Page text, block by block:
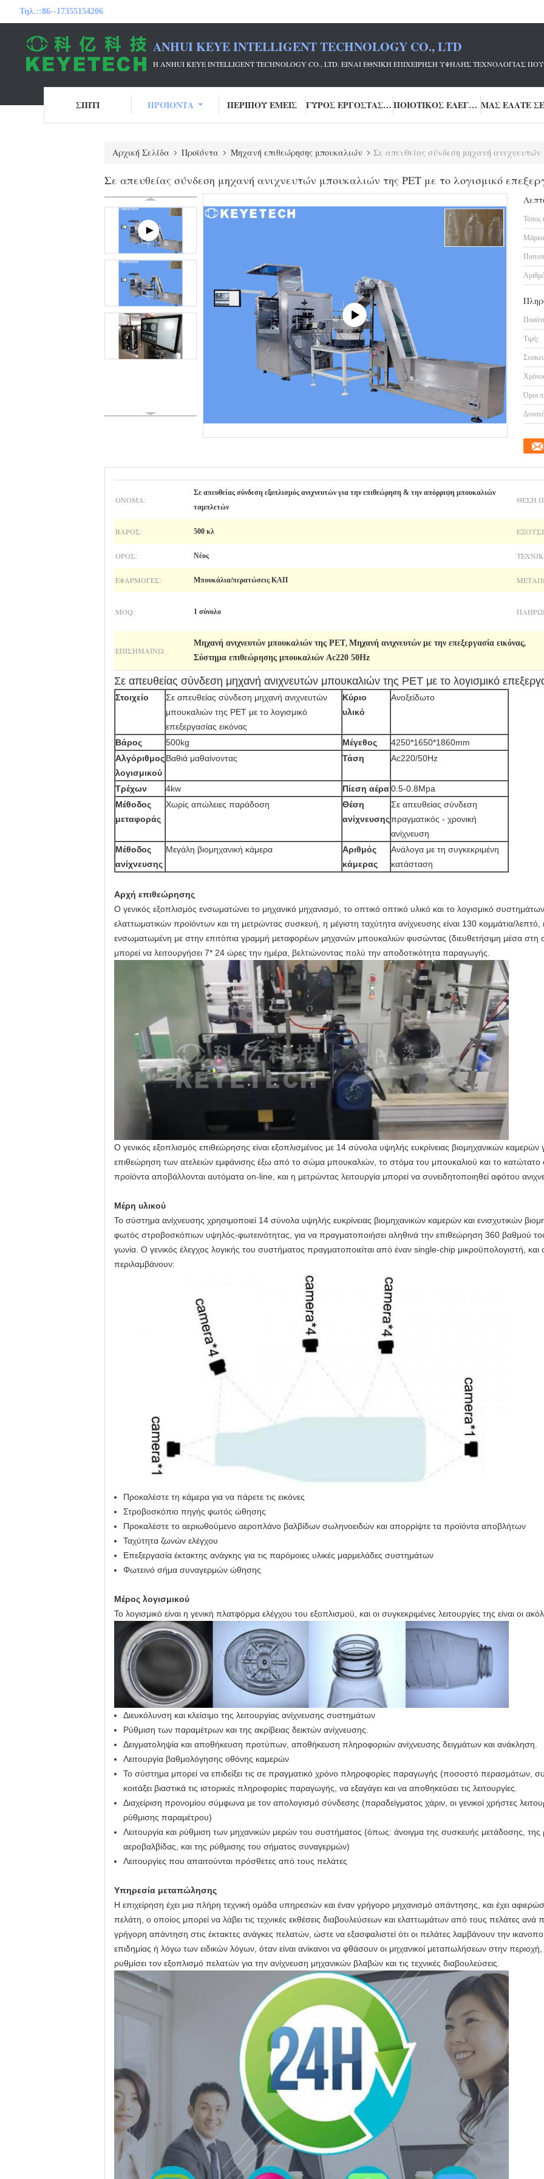
Τηλ.::86--17355154206
ANHUI KEYE INTELLIGENT TECHNOLOGY CO., LTD
Η ANHUI KEYE INTELLIGENT TECHNOLOGY CO., LTD. ΕΊΝΑΙ ΕΘΝΙΚΉ ΕΠΙΧΕΊΡΗΣΗ ΥΨΗΛΉΣ
ΣΠΊΤΙ ΠΡΟΪΌΝΤΑ ΠΕΡΊΠΟΥ ΕΜΕΊΣ ΓΎΡΟΣ ΕΡΓΟΣΤΑΣΊΩΝ ΠΟΙΟΤΙΚΌΣ ΈΛΕΓΧΟΣ
Αρχική Σελίδα Προϊόντα Μηχανή επιθεώρησης μπουκαλιών Σε απευθείας σύνδεση μηχανή ανιχνευτών
Σε απευθείας σύνδεση μηχανή ανιχνευτών μπουκαλιών της PET με το λογισμικό
Τόπος
Τιμή:
Όροι
ΌΝΟΜΑ:
Σε απευθείας σύνδεση εξοπλισμός ανιχνευτών για την επιθεώρηση & την απόρριψη μπουκαλιών
ταμπλετών
ΘΈΣΗ
ΒΆΡΟΣ: 500 κλ
ΌΡΟΣ: Νέος
ΕΦΑΡΜΟΓΈΣ: Μπουκάλια/περατώσεις ΚΑΠ
MOQ: 1 σύνολο
ΕΠΙΣΗΜΑΊΝΩ:
Μηχανή ανιχνευτών μπουκαλιών της PET, Μηχανή ανιχνευτών με την επεξεργασία εικόνας,
Σύστημα επιθεώρησης μπουκαλιών Ac220 50Hz
Σε απευθείας σύνδεση μηχανή ανιχνευτών μπουκαλιών της PET με το λογισμικό
Στοιχείο
Σε απευθείας σύνδεση μηχανή ανιχνευτών
μπουκαλιών της PET με το λογισμικό
επεξεργασίας εικόνας
Κύριο
υλικό
Ανοξείδωτο
Βάρος 500kg Μέγεθος
4250*1650*1860mm
Αλγόριθμος
λογισμικού
Βαθιά μαθαίνοντας Τάση Ac220/50Hz
Τρέχων 4kw Πίεση αέρα0.5-0.8Mpa
Μέθοδος
μεταφοράς
Χωρίς απώλειες παράδοση
Θέση
ανίχνευσης
Σε απευθείας σύνδεση
πραγματικός - χρονική
ανίχνευση
Μέθοδος
ανίχνευσης
Μεγάλη βιομηχανική κάμερα
Αριθμός
κάμερας
Ανάλογα με τη συγκεκριμένη
κατάσταση
Αρχή επιθεώρησης
Ο γενικός εξοπλισμός ενσωματώνει το μηχανικό μηχανισμό, το οπτικό οπτικό υλικό και το λογισμικό
ελαττωματικών προϊόντων και τη μετρώντας συσκευή, η μέγιστη ταχύτητα ανίχνευσης είναι 130 κομμάτια/λεπτό,
ενσωματωμένη με στην επιτόπια γραμμή μεταφορέων μηχανών μπουκαλιών φυσώντας (διευθετήσιμη μέσα
μπορεί να λειτουργήσει 7* 24 ώρες την ημέρα, βελτιώνοντας πολύ την αποδοτικότητα παραγωγής.
Ο γενικός εξοπλισμός επιθεώρησης είναι εξοπλισμένος με 14 σύνολα υψηλής ευκρίνειας βιομηχανικών καμερών
επιθεώρηση των ατελειών εμφάνισης έξω από το σώμα μπουκαλιών, το στόμα του μπουκαλιού και το κατώτατο
προϊόντα αποβάλλονται αυτόματα on-line, και η μετρώντας λειτουργία μπορεί να συνειδητοποιηθεί αφότου
Μέρη υλικού
Το σύστημα ανίχνευσης χρησιμοποιεί 14 σύνολα υψηλής ευκρίνειας βιομηχανικών καμερών και ενισχυτικών
φωτός στροβοσκόπιων υψηλός-φωτεινότητας, για να πραγματοποιήσει αληθινά την επιθεώρηση 360 βαθμού
γωνία. Ο γενικός έλεγχος λογικής του συστήματος πραγματοποιείται από έναν single-chip μικροϋπολογιστή, και
περιλαμβάνουν:
Προκαλέστε τη κάμερα για να πάρετε τις εικόνες
Στροβοσκόπιο πηγής φωτός ώθησης
Προκαλέστε το αεριωθούμενο αεροπλάνο βαλβίδων σωληνοειδών και απορρίψτε τα προϊόντα αποβλήτων
Ταχύτητα ζωνών ελέγχου
Επεξεργασία έκτακτης ανάγκης για τις παρόμοιες υλικές μαρμελάδες συστημάτων
Φωτεινό σήμα συναγερμών ώθησης
Μέρος λογισμικού
Το λογισμικό είναι η γενική πλατφόρμα ελέγχου του εξοπλισμού, και οι συγκεκριμένες λειτουργίες της είναι οι
Διευκόλυνση και κλείσιμο της λειτουργίας ανίχνευσης συστημάτων
Ρύθμιση των παραμέτρων και της ακρίβειας δεικτών ανίχνευσης.
Δειγματοληψία και αποθήκευση προτύπων, αποθήκευση πληροφοριών ανίχνευσης δειγμάτων και ανάκληση.
Λειτουργία βαθμολόγησης οθόνης καμερών
Το σύστημα μπορεί να επιδείξει τις σε πραγματικό χρόνο πληροφορίες παραγωγής (ποσοστό περασμάτων,
κοιτάξει βιαστικά τις ιστορικές πληροφορίες παραγωγής, να εξαγάγει και να αποθηκεύσει τις λειτουργίες.
Διαχείριση προνομίου σύμφωνα με τον απολογισμό σύνδεσης (παραδείγματος χάριν, οι γενικοί χρήστες
ρύθμισης παραμέτρου)
Λειτουργία και ρύθμιση των μηχανικών μερών του συστήματος (όπως: άνοιγμα της συσκευής μετάδοσης,
αεροβαλβίδας, και της ρύθμισης του σήματος συναγερμών)
Λειτουργίες που απαιτούνται πρόσθετες από τους πελάτες
Υπηρεσία μεταπώλησης
Η επιχείρηση έχει μια πλήρη τεχνική ομάδα υπηρεσιών και έναν γρήγορο μηχανισμό απάντησης, και έχει
πελάτη, ο οποίος μπορεί να λάβει τις τεχνικές εκθέσεις διαβουλεύσεων και ελαττωμάτων από τους πελάτες ανά
γρήγορη απάντηση στις έκτακτες ανάγκες πελατών, ώστε να εξασφαλιστεί ότι οι πελάτες λαμβάνουν την
επιδημίας ή λόγω των ειδικών λόγων, όταν είναι ανίκανοι να φθάσουν οι μηχανικοί μεταπωλήσεων στην
ρυθμίσει τον εξοπλισμό πελατών για την ανίχνευση μηχανικών βλαβών και τις τεχνικές διαβουλεύσεις.